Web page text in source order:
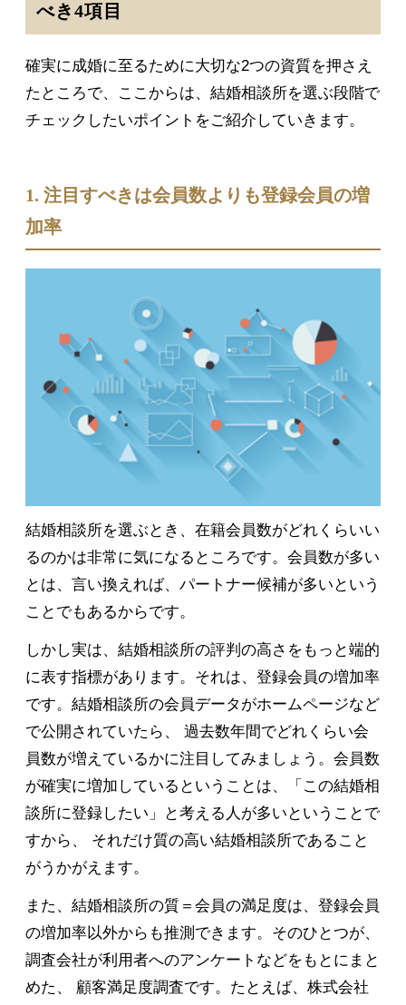
べき4項目
確実に成婚に至るために大切な2つの資質を押さえ
たところで、ここからは、結婚相談所を選ぶ段階で
チェックしたいポイントをご紹介していきます。
1. 注目すべきは会員数よりも登録会員の増
加率
結婚相談所を選ぶとき、在籍会員数がどれくらいい
るのかは非常に気になるところです。会員数が多い
とは、言い換えれば、パートナー候補が多いという
ことでもあるからです。
しかし実は、結婚相談所の評判の高さをもっと端的
に表す指標があります。それは、登録会員の増加率
です。結婚相談所の会員データがホームページなど
で公開されていたら、 過去数年間でどれくらい会
員数が増えているかに注目してみましょう。会員数
が確実に増加しているということは、「この結婚相
談所に登録したい」と考える人が多いということで
すから、 それだけ質の高い結婚相談所であること
がうかがえます。
また、結婚相談所の質＝会員の満足度は、登録会員
の増加率以外からも推測できます。そのひとつが、
調査会社が利用者へのアンケートなどをもとにまと
めた、 顧客満足度調査です。たとえば、株式会社